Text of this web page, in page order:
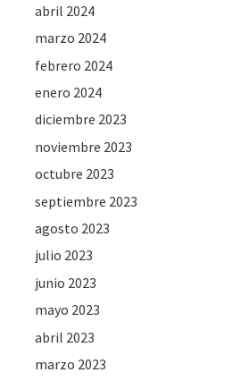
abril 2024
marzo 2024
febrero 2024
enero 2024
diciembre 2023
noviembre 2023
octubre 2023
septiembre 2023
agosto 2023
julio 2023
junio 2023
mayo 2023
abril 2023
marzo 2023